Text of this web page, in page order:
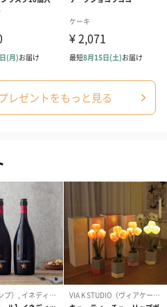
レゼントをもっと見る